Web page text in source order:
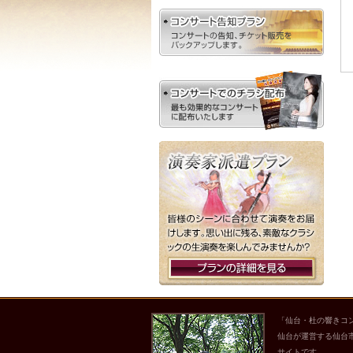
「仙台・杜の響き
仙台が運営する仙台